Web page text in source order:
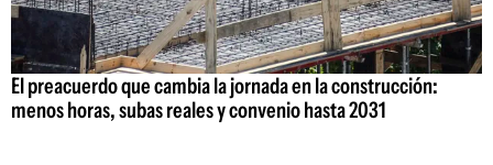
El preacuerdo que cambia la jornada en la construcción:
menos horas, subas reales y convenio hasta 2031